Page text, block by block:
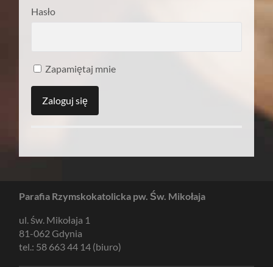
Hasło
Zapamiętaj mnie
Parafia Rzymskokatolicka pw. Św. Mikołaja
ul. św. Mikołaja 1
81-062 Gdynia
tel.: 58 663 44 14 (biuro)